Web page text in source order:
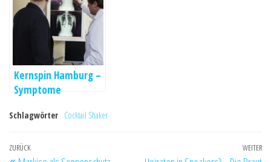
Kernspin Hamburg –
Symptome
aufklären
Schlagwörter Cocktail Shaker
Beitragsnavigation
Vorheriger
ZURÜCK WEITER